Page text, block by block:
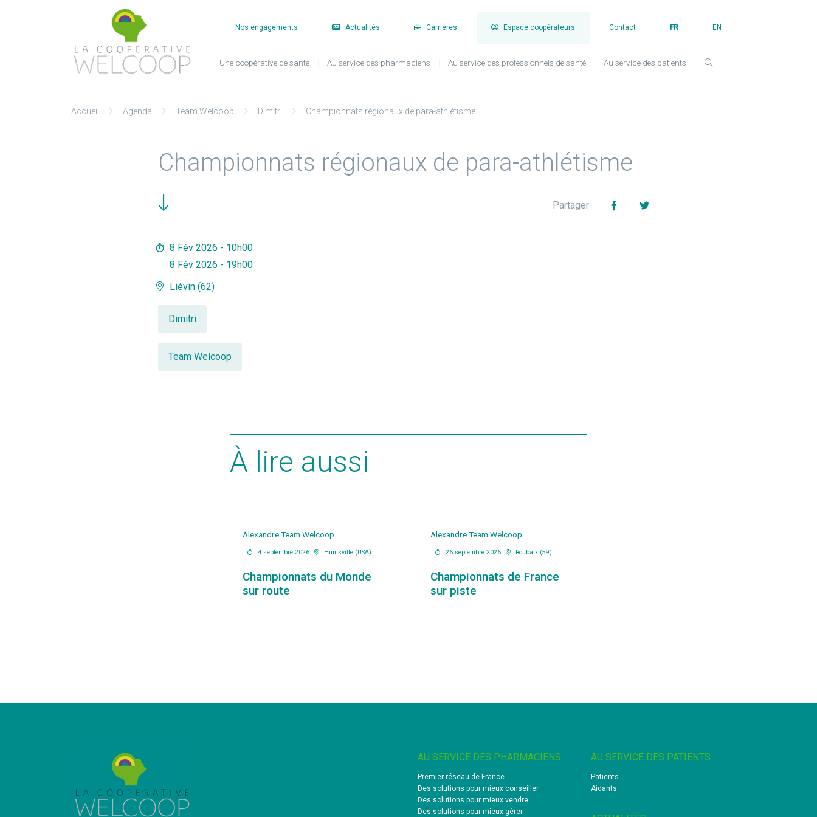
Nos engagements Actualités Carrières Espace coopérateurs Contact FR EN
Une coopérative de santé Au service des pharmaciens Au service des professionnels de santé Au service des patients
Accueil Agenda Team Welcoop Dimitri Championnats régionaux de para-athlétisme
Championnats régionaux de para-athlétisme
Partager FacebookTwitter
8 Fév 2026 - 10h00
8 Fév 2026 - 19h00
Liévin (62)
Dimitri
Team Welcoop
À lire aussi
Alexandre Team Welcoop
4 septembre 2026 Huntsville (USA)
Championnats du Monde
sur route
AlexandreTeam Welcoop
26 septembre 2026 Roubaix (59)
Championnats de France
sur piste
AU SERVICE DES PHARMACIENS
Premier réseau de France
Des solutions pour mieux conseiller
Des solutions pour mieux vendre
Des solutions pour mieux gérer
AU SERVICE DES PATIENTS
Patients
Aidants
Cookies management panel